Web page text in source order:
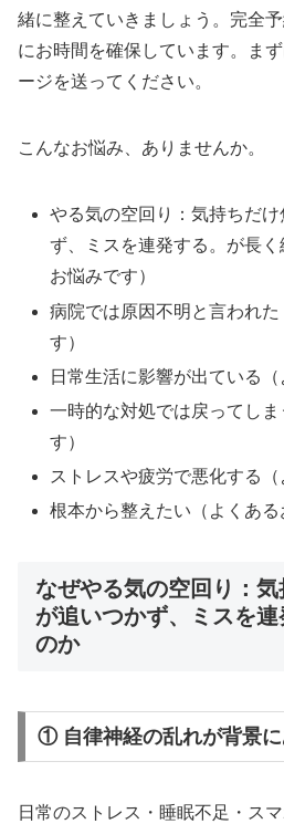
緒に整えていきましょう。完全
にお時間を確保しています。ま
ージを送ってください。
こんなお悩み、ありませんか。
やる気の空回り：気持ちだ
ず、ミスを連発する。が長
お悩みです）
病院では原因不明と言われ
す）
日常生活に影響が出ている（
一時的な対処では戻ってし
す）
ストレスや疲労で悪化する（
根本から整えたい（よくある
なぜやる気の空回り：
が追いつかず、ミスを
のか
① 自律神経の乱れが背景に
日常のストレス・睡眠不足・ス